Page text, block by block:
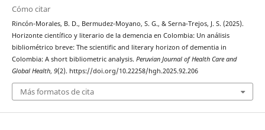
Cómo citar
Rincón-Morales, B. D., Bermudez-Moyano, S. G., & Serna-Trejos, J. S. (2025).
Horizonte científico y literario de la demencia en Colombia: Un análisis
bibliométrico breve: The scientific and literary horizon of dementia in
Colombia: A short bibliometric analysis. Peruvian Journal of Health Care and
Global Health, 9(2). https://doi.org/10.22258/hgh.2025.92.206
Más formatos de cita